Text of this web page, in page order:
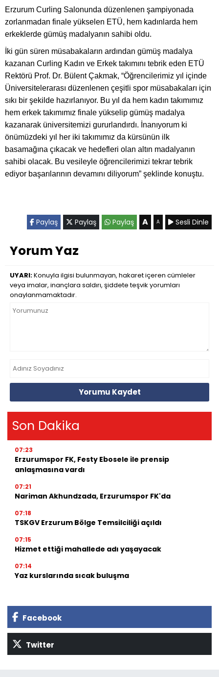
Erzurum Curling Salonunda düzenlenen şampiyonada
zorlanmadan finale yükselen ETÜ, hem kadınlarda hem
erkeklerde gümüş madalyanın sahibi oldu.
İki gün süren müsabakaların ardından gümüş madalya
kazanan Curling Kadın ve Erkek takımını tebrik eden ETÜ
Rektörü Prof. Dr. Bülent Çakmak, “Öğrencilerimiz yıl içinde
Üniversitelerarası düzenlenen çeşitli spor müsabakaları için
sıkı bir şekilde hazırlanıyor. Bu yıl da hem kadın takımımız
hem erkek takımımız finale yükselip gümüş madalya
kazanarak üniversitemizi gururlandırdı. İnanıyorum ki
önümüzdeki yıl her iki takımımız da kürsünün ilk
basamağına çıkacak ve hedefleri olan altın madalyanın
sahibi olacak. Bu vesileyle öğrencilerimizi tekrar tebrik
ediyor başarılarının devamını diliyorum” şeklinde konuştu.
Paylaş Paylaş Paylaş A A Sesli Dinle
Yorum Yaz
UYARI:Konuyla ilgisi bulunmayan, hakaret içeren cümleler
veya imalar, inançlara saldırı, şiddete teşvik yorumları
onaylanmamaktadır.
Yorumu Kaydet
Son Dakika
07:23
Erzurumspor FK, Festy Ebosele ile prensip
anlaşmasına vardı
07:21
Nariman Akhundzada, Erzurumspor FK'da
07:18
TSKGV Erzurum Bölge Temsilciliği açıldı
07:15
Hizmet ettiği mahallede adı yaşayacak
07:14
Yaz kurslarında sıcak buluşma
Facebook
Twitter